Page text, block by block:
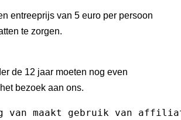
entreeprijs van 5 euro per persoon
te zorgen.
de 12 jaar moeten nog even
bezoek aan ons.
van maakt gebruik van